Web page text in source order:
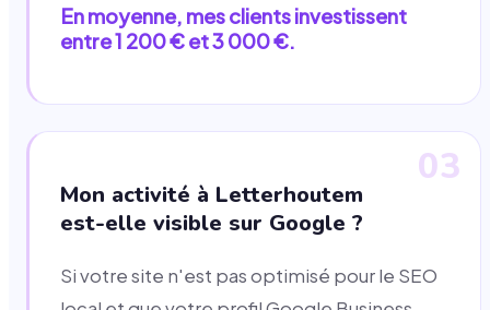
En moyenne, mes clients investissent
entre 1 200 € et 3 000 €.
03
Mon activité à Letterhoutem
est-elle visible sur Google ?
Si votre site n'est pas optimisé pour le SEO